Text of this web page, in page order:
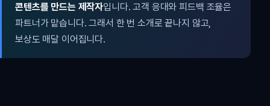
콘텐츠를 만드는 제작자입니다. 고객 응대와 피드백 조율은
파트너가 맡습니다. 그래서 한 번 소개로 끝나지 않고,
보상도 매달 이어집니다.